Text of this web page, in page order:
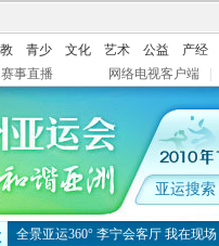
青少 文化 艺术 公益 产经
赛事直播 网络电视客户端
全景亚运360° 李宁会客厅 我在现场